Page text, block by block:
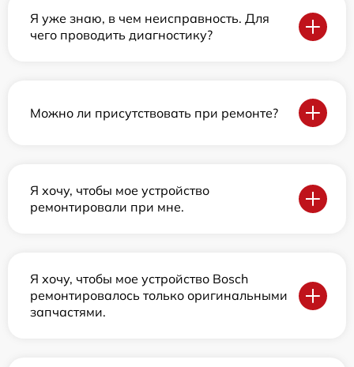
Я уже знаю, в чем неисправность. Для
чего проводить диагностику?
Можно ли присутствовать при ремонте?
Я хочу, чтобы мое устройство
ремонтировали при мне.
Я хочу, чтобы мое устройство Bosch
ремонтировалось только оригинальными
запчастями.